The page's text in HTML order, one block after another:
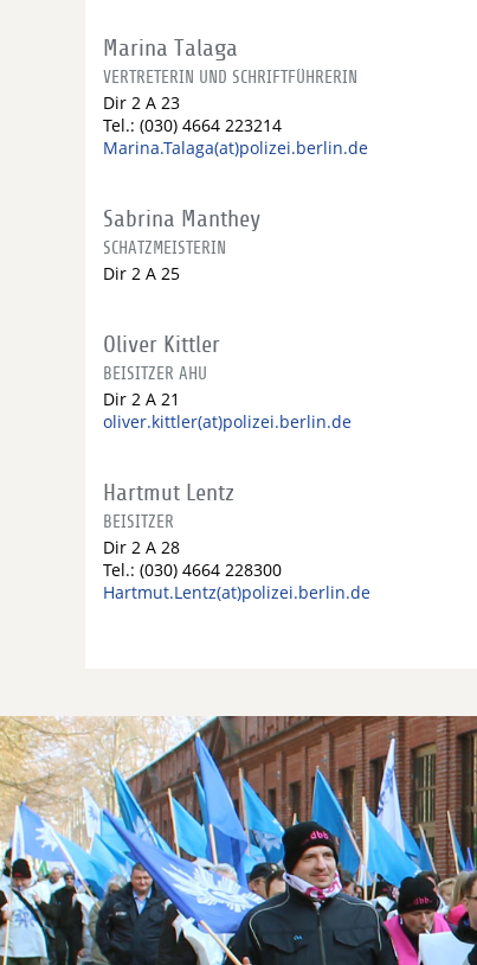
Marina Talaga
VERTRETERIN UND SCHRIFTFÜHRERIN
Dir 2 A 23
Tel.: (030) 4664 223214
Marina.Talaga(at)polizei.berlin.de
Sabrina Manthey
SCHATZMEISTERIN
Dir 2 A 25
Oliver Kittler
BEISITZER AHU
Dir 2 A 21
oliver.kittler(at)polizei.berlin.de
Hartmut Lentz
BEISITZER
Dir 2 A 28
Tel.: (030) 4664 228300
Hartmut.Lentz(at)polizei.berlin.de